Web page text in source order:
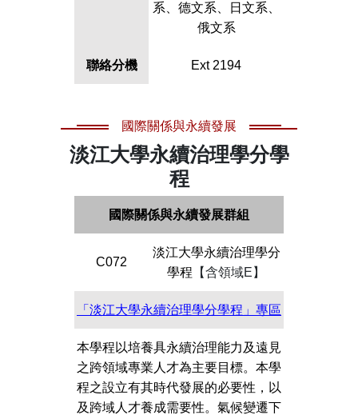
系、德文系、日文系、
俄文系
聯絡分機 Ext 2194
國際關係與永續發展
淡江大學永續治理學分學
程
國際關係與永續發展群組
C072
淡江大學永續治理學分
學程 【含領域E】
「淡江大學永續治理學分學程」專區
本學程以培養具永續治理能力及遠見
之跨領域專業人才為主要目標。本學
程之設立有其時代發展的必要性，以
及跨域人才養成需要性。氣候變遷下